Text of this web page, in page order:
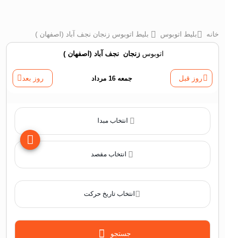
خانه بلیط اتوبوس بلیط اتوبوس زنجان نجف آباد (اصفهان )
اتوبوس زنجان نجف آباد (اصفهان )
روز قبل جمعه 16 مرداد روز بعد
انتخاب تاریخ حرکت
جستجو